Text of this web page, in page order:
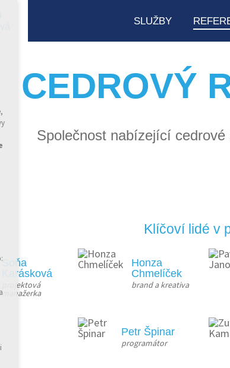
SLUŽBY
CEDROVÝ
Společnost nabízející
Klíčoví lidé v
Soňa
Karásková
projektová
manažerka
Honza
Chmelíček
brand a kreativa
Petr Špinar
programátor